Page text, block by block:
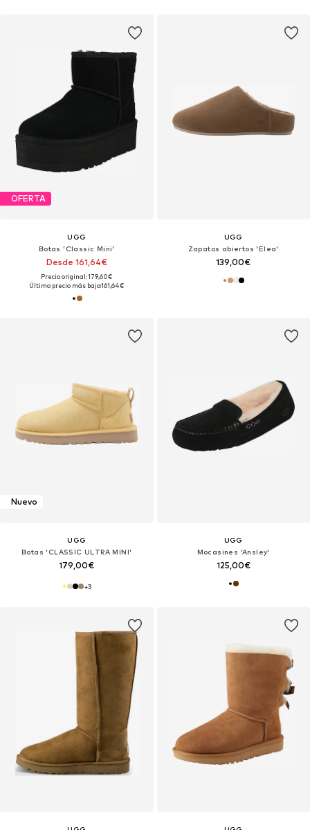
OFERTA
UGG
Botas 'Classic Mini'
Desde 161,64€
Precio original: 179,60€
Último precio más bajo:161,64€
UGG
Zapatos abiertos 'Elea'
139,00€
Nuevo
UGG
Botas 'CLASSIC ULTRA MINI'
179,00€
+3
UGG
Mocasines 'Ansley'
125,00€